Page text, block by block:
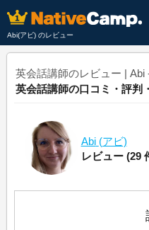
Abi(アビ) のレビュー
英会話講師のレビュー | Abi
英会話講師の口コミ・評判
Abi (アビ)
レビュー (29